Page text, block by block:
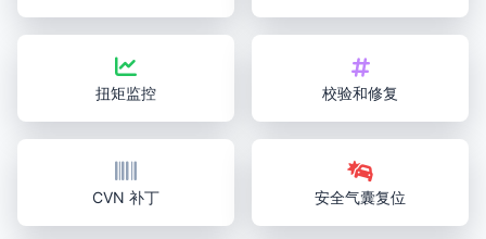
扭矩监控 校验和修复
CVN 补丁 安全气囊复位